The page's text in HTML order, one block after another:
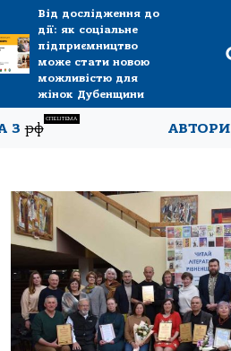
Від дослідження до
дії: як соціальне
підприємництво
може стати новою
можливістю для
жінок Дубенщини
Зрф
СПЕЦТЕМА
АВТОРИ